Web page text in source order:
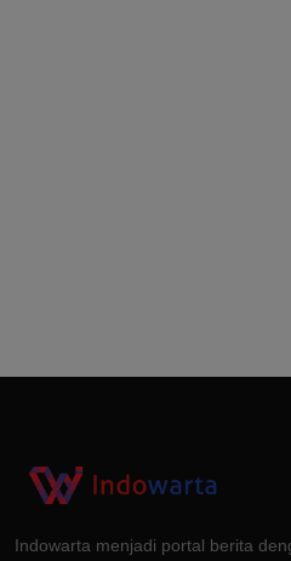
Indowarta menjadi portal berita